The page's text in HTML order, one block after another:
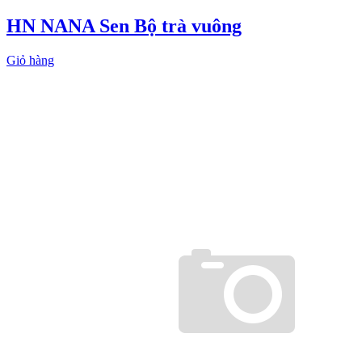
HN NANA Sen Bộ trà vuông
Giỏ hàng